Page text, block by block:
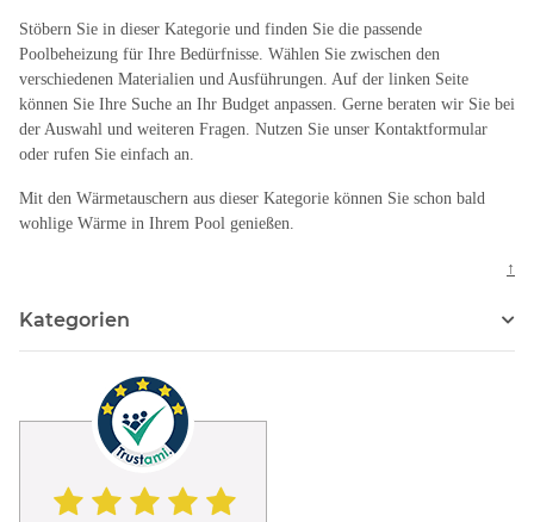
Stöbern Sie in dieser Kategorie und finden Sie die passende
Poolbeheizung für Ihre Bedürfnisse. Wählen Sie zwischen den
verschiedenen Materialien und Ausführungen. Auf der linken Seite
können Sie Ihre Suche an Ihr Budget anpassen. Gerne beraten wir Sie bei
der Auswahl und weiteren Fragen. Nutzen Sie unser Kontaktformular
oder rufen Sie einfach an.
Mit den Wärmetauschern aus dieser Kategorie können Sie schon bald
wohlige Wärme in Ihrem Pool genießen.
↑
Kategorien